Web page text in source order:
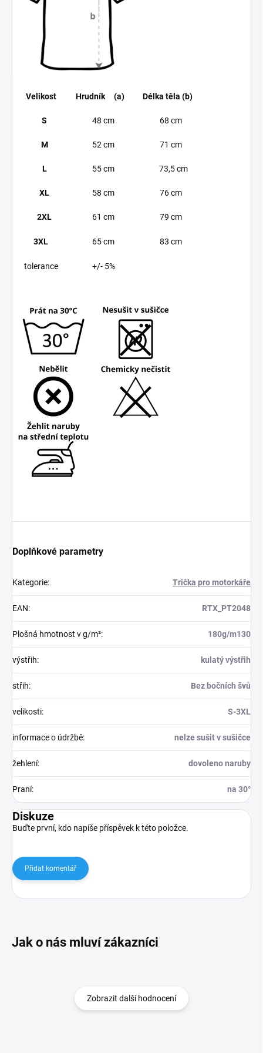
Velikost Hrudník (a) Délka těla (b)
S 48 cm 68 cm
M 52 cm 71 cm
L 55 cm 73,5 cm
XL 58 cm 76 cm
2XL 61 cm 79 cm
3XL 65 cm 83 cm
tolerance +/- 5%
Doplňkové parametry
Kategorie: Trička pro motorkáře
EAN: RTX_PT2048
Plošná hmotnost v g/m²: 180g/m130
výstřih: kulatý výstřih
střih: Bez bočních švů
velikosti: S-3XL
informace o údržbě: nelze sušit v sušičce
žehlení: dovoleno naruby
Praní: na 30°
Diskuze
Buďte první, kdo napíše příspěvek k této položce.
Přidat komentář
Zobrazit další hodnocení